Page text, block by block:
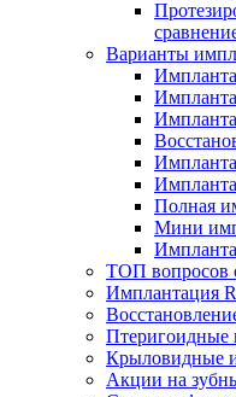
Варианты
Полная
Мини
ТОП вопросов
Имплантация
Птеригоидные
Крыловидные
Акции на